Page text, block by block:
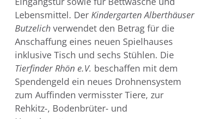
Lebensmittel. Der Kindergarten Alberthäuser
Butzelich verwendet den Betrag für die
Anschaffung eines neuen Spielhauses
inklusive Tisch und sechs Stühlen. Die
Tierfinder Rhön e.V. beschaffen mit dem
Spendengeld ein neues Drohnensystem
zum Auffinden vermisster Tiere, zur
Rehkitz-, Bodenbrüter- und